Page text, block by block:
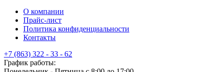
О компании
Прайс-лист
Политика конфиденциальности
Контакты
+7 (863) 322 - 33 - 62
График работы: